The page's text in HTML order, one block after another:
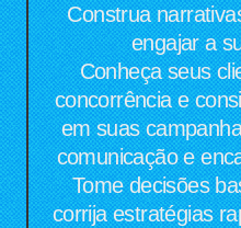
Construa
engajar a
Conheça seus
concorrência e
em suas
comunicação e
Tome decisões
corrija estratégias